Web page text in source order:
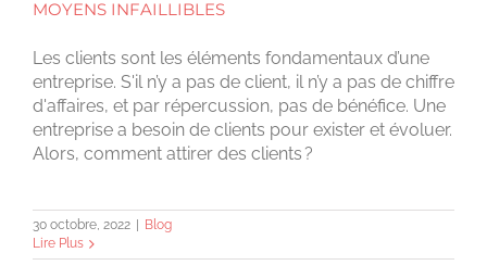
MOYENS INFAILLIBLES
Les clients sont les éléments fondamentaux d’une
entreprise. S'il n’y a pas de client, il n’y a pas de chiffre
d'affaires, et par répercussion, pas de bénéfice. Une
entreprise a besoin de clients pour exister et évoluer.
Alors, comment attirer des clients ?
30 octobre, 2022 | Blog
Lire Plus